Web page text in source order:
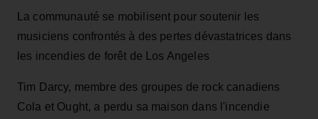
La communauté se mobilisent pour soutenir les
musiciens confrontés à des pertes dévastatrices dans
les incendies de forêt de Los Angeles
Tim Darcy, membre des groupes de rock canadiens
Cola et Ought, a perdu sa maison dans l'incendie